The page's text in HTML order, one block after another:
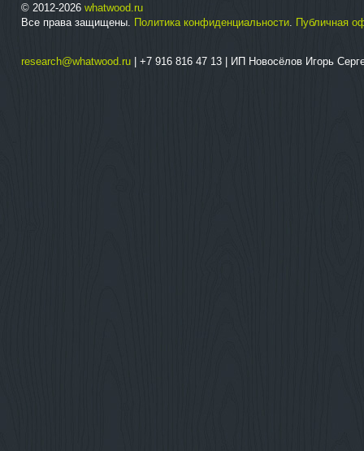
© 2012-2026 whatwood.ru
Все права защищены. Политика конфиденциальности. Публичная
research@whatwood.ru | +7 916 816 47 13 | ИП Новосёлов Игорь